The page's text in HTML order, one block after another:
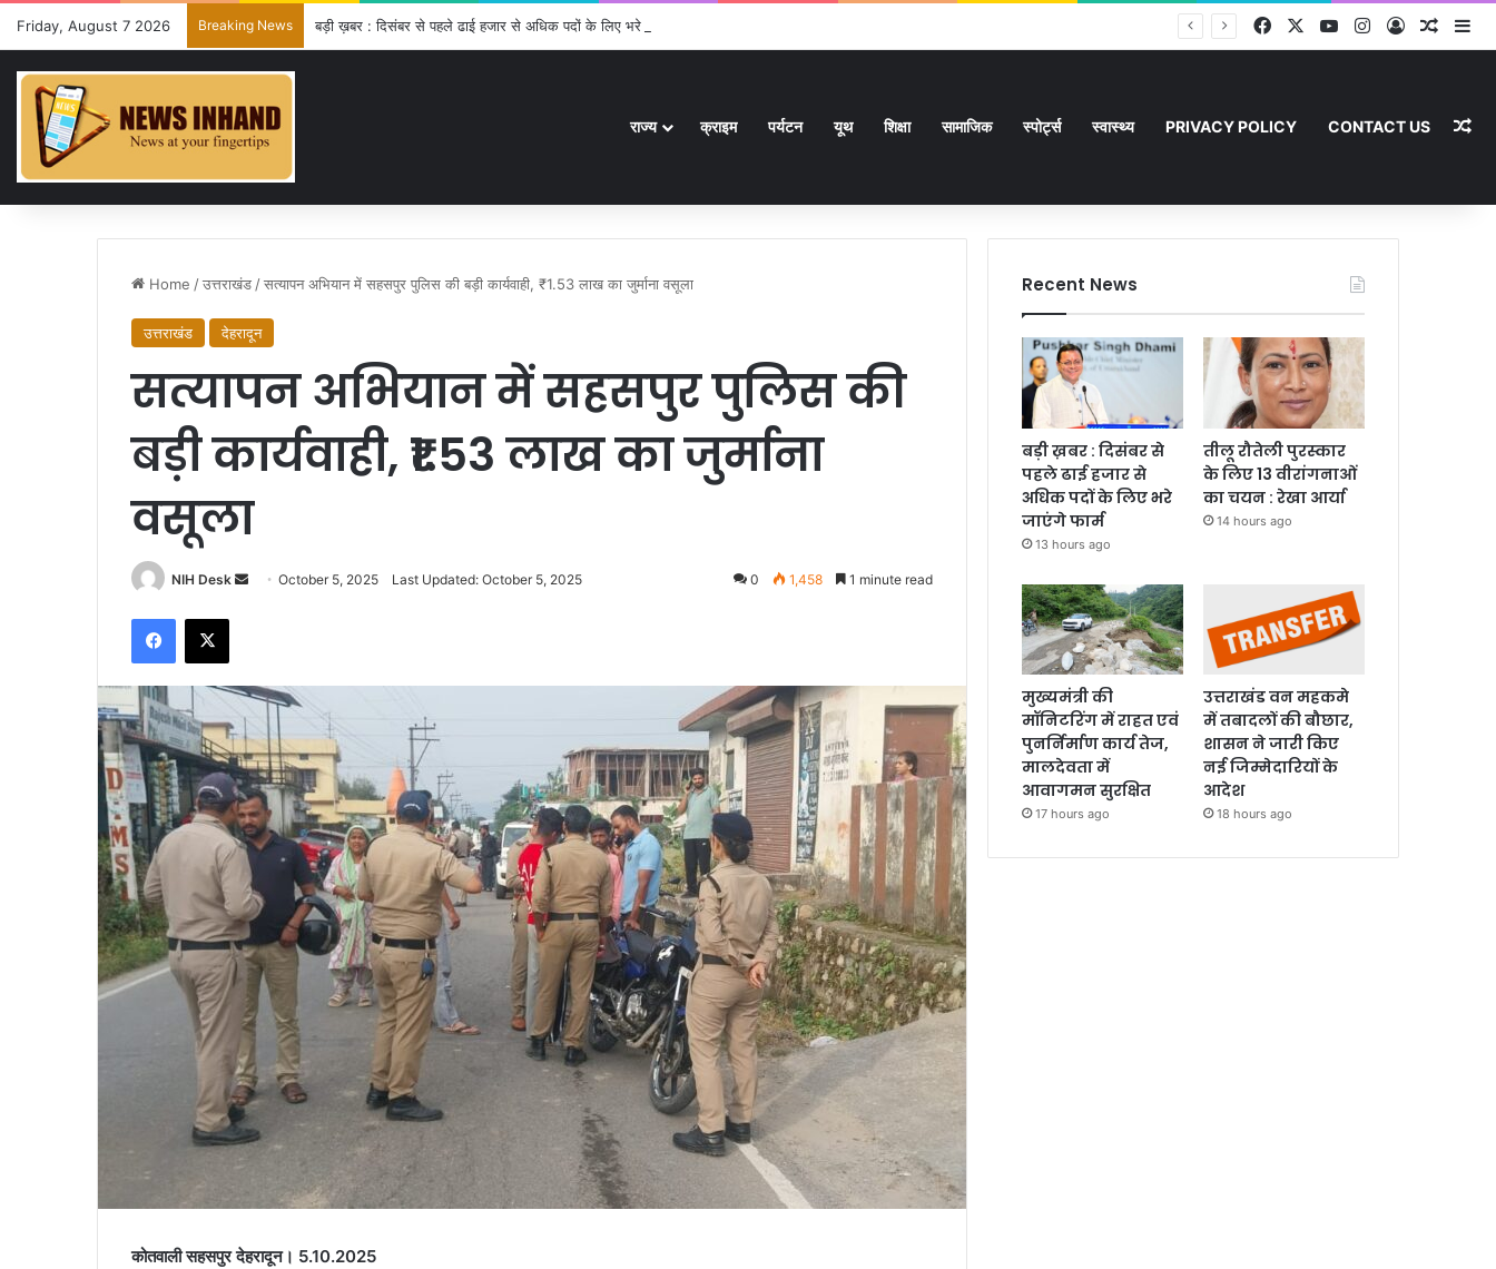
Friday, August 7 2026 Breaking News बड़ी ख़बर : दिसंबर से पहले ढाई हजार से अधिक पदों के लिए भरे जाएंगे फार्म FacebookYouTubeInstagram
Log In
राज्य क्राइम पर्यटन यूथ शिक्षा सामाजिक स्पोर्ट्स स्वास्थ्य PRIVACY POLICY CONTACT US
Home /उत्तराखंड /सत्यापन अभियान में सहसपुर पुलिस की बड़ी कार्यवाही, ₹1.53 लाख का जुर्माना वसूला
उत्तराखंड देहरादून
सत्यापन अभियान में सहसपुर पुलिस की
बड़ी कार्यवाही, ₹1.53 लाख का जुर्माना
वसूला
NIH Desk
SendOctober 5, 2025 Last Updated: October 5, 2025 0 1,458 1 minute read
Facebook
X
कोतवाली सहसपुर देहरादून। 5.10.2025
Recent News
बड़ी ख़बर : दिसंबर से
पहले ढाई हजार से
अधिक पदों के लिए भरे
जाएंगे फार्म
13 hours ago
तीलू रौतेली पुरस्कार
के लिए 13 वीरांगनाओं
का चयन : रेखा आर्या
14 hours ago
मुख्यमंत्री की
मॉनिटरिंग में राहत एवं
पुनर्निर्माण कार्य तेज,
मालदेवता में
आवागमन सुरक्षित
17 hours ago
उत्तराखंड वन महकमे
में तबादलों की बौछार,
शासन ने जारी किए
नई जिम्मेदारियों के
आदेश
18 hours ago